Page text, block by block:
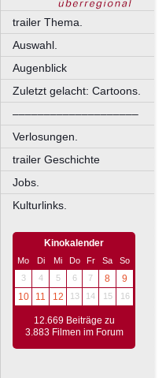
trailer Thema.
Auswahl.
Augenblick
Zuletzt gelacht: Cartoons.
––––––––––––––––––––
Verlosungen.
trailer Geschichte
Jobs.
Kulturlinks.
Kinokalender
Mo Di Mi Do Fr Sa
So
3
4 5 6 7 8
9
10
11 12 13 14 15 16
12.669 Beiträge zu
3.883 Filmen im Forum